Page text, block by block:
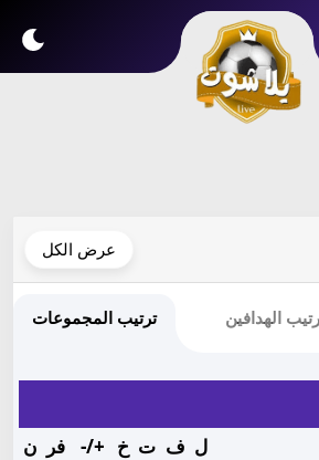
عرض الكل
الهدافين ترتيب المجموعات
ل ف ت خ +/- فر
ن